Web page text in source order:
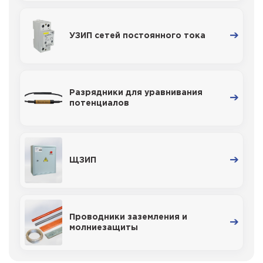
УЗИП сетей постоянного тока
Разрядники для уравнивания
потенциалов
ЩЗИП
Проводники заземления и
молниезащиты